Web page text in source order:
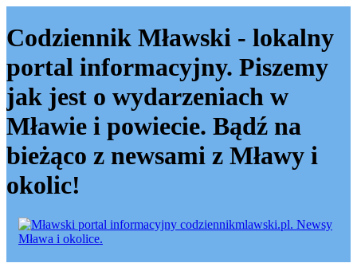
Codziennik Mławski - lokalny
portal informacyjny. Piszemy
jak jest o wydarzeniach w
Mławie i powiecie. Bądź na
bieżąco z newsami z Mławy i
okolic!